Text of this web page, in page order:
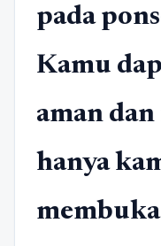
pada
Kamu
aman
hanya